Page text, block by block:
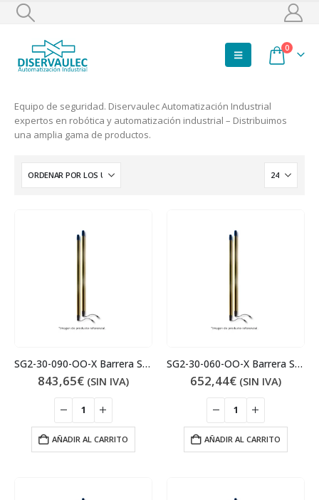
0
Equipo de seguridad. Diservaulec Automatización Industrial
expertos en robótica y automatización industrial – Distribuimos
una amplia gama de productos.
SG2-30-090-OO-X Barrera Seguridad
843,65€ (SIN IVA)
AÑADIR AL CARRITO
SG2-30-060-OO-X Barrera Seguridad
652,44€ (SIN IVA)
AÑADIR AL CARRITO